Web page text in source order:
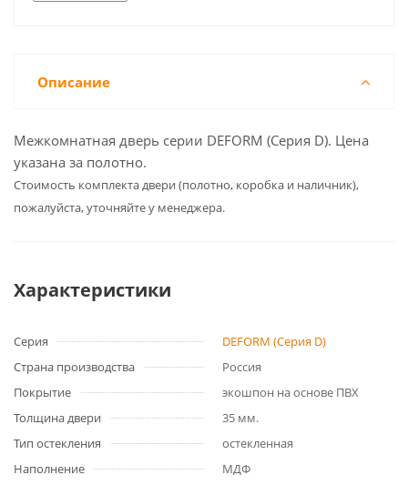
Описание
Межкомнатная дверь серии DEFORM (Серия D). Цена
указана за полотно.
Cтоимость комплекта двери (полотно, коробка и наличник),
пожалуйста, уточняйте у менеджера.
Характеристики
Серия
DEFORM (Серия D)
Страна производства
Россия
Покрытие
экошпон на основе ПВХ
Толщина двери
35 мм.
Тип остекления
остекленная
Наполнение
МДФ